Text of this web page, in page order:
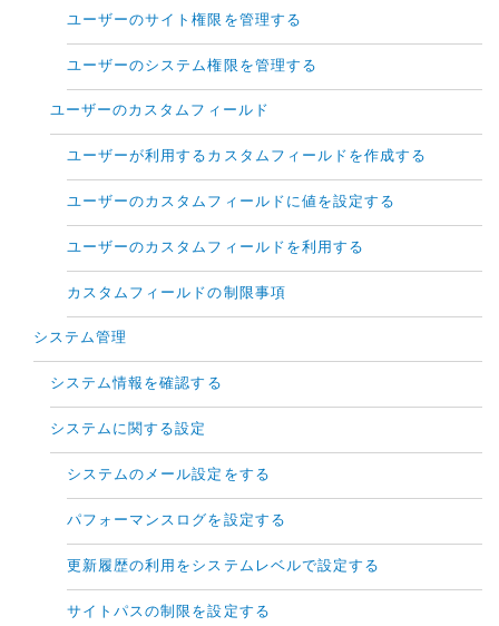
ユーザーのサイト権限を管理する
ユーザーのシステム権限を管理する
ユーザーのカスタムフィールド
ユーザーが利用するカスタムフィールドを作成する
ユーザーのカスタムフィールドに値を設定する
ユーザーのカスタムフィールドを利用する
カスタムフィールドの制限事項
システム管理
システム情報を確認する
システムに関する設定
システムのメール設定をする
パフォーマンスログを設定する
更新履歴の利用をシステムレベルで設定する
サイトパスの制限を設定する